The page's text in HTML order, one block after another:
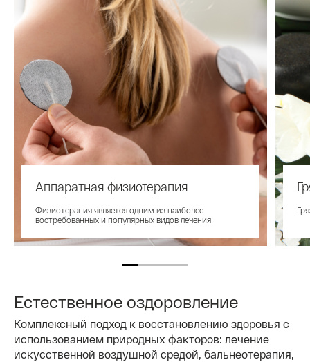
Аппаратная физиотерапия
Физиотерапия является одним из наиболее
востребованных и популярных видов лечения
Естественное оздоровление
Комплексный подход к восстановлению здоровья с
использованием природных факторов: лечение
искусственной воздушной средой, бальнеотерапия,